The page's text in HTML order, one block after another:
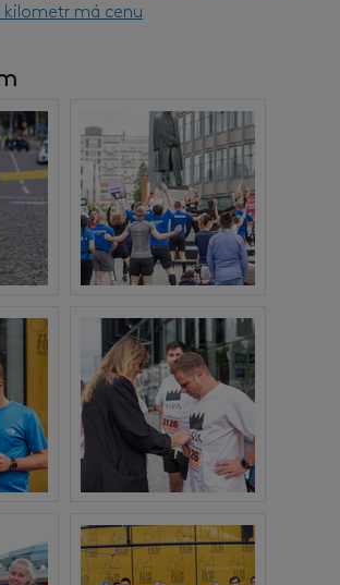
kilometr má cenu